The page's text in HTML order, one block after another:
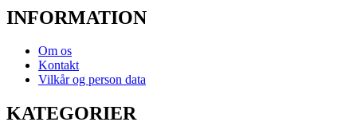
INFORMATION
Om os
Kontakt
Vilkår og person data
KATEGORIER